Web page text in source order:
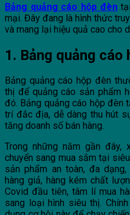
Bảng quảng cáo hộp đèntại
mại. Đây đang là hình thức
và mang lại hiệu quả cao cho
1. Bảng quảng
Bảng quảng cáo hộp đèn
thị để quảng cáo sản phẩm
đó. Bảng quảng cáo hộp
trí đắc địa, dễ dàng thu hút
tăng doanh số bán hàng.
Trong những năm gần đây,
chuyển sang mua sắm tại
sản phẩm an toàn, đa
hàng giả, hàng kém chất
Covid đầu tiên, tâm lí mua
sang loại hình siêu thị.